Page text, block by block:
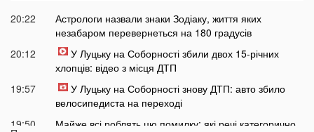
20:22
Астрологи назвали знаки Зодіаку, життя яких
незабаром перевернеться на 180 градусів
20:12
У Луцьку на Соборності збили двох 15-річних
хлопців: відео з місця ДТП
19:57
У Луцьку на Соборності знову ДТП: авто збило
велосипедиста на переході
19:50
Майже всі роблять цю помилку: які речі категорично